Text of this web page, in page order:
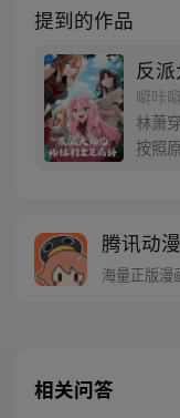
提到的作品
反
噼咔
林萧
按照
男主
备毒
腾讯动
海量正版漫
相关问答